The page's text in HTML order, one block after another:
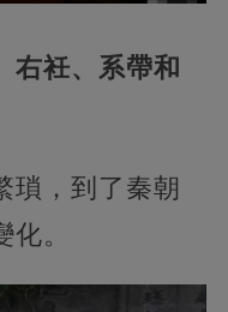
右衽、系帶和
瑣，到了秦朝
。